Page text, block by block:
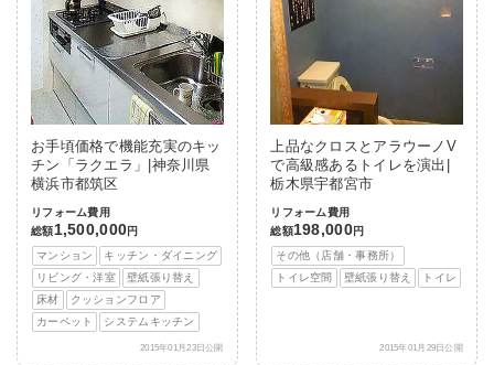
お手頃価格で機能充実のキッ
チン「ラクエラ」|神奈川県
横浜市都筑区
リフォーム費用
総額1,500,000円
マンション
キッチン・ダイニング
リビング・洋室
壁紙張り替え
床材
クッションフロア
カーペット
システムキッチン
2015年01月23日公開
上品なクロスとアラウーノV
で高級感あるトイレを演出|
栃木県宇都宮市
リフォーム費用
総額198,000円
その他（店舗・事務所）
トイレ空間
壁紙張り替え トイレ
2015年01月29日公開